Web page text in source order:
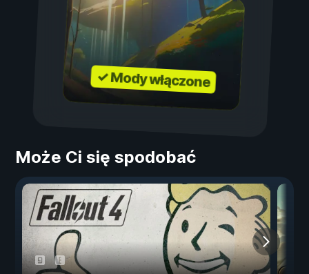
✓ Mody włączone
Może Ci się spodobać